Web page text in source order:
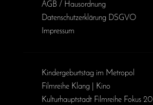
AGB / Haus­ordnung
Daten­schutz­erklärung DSGVO
Impressum
Kinder­geburts­tag im Metropol
Filmreihe Klang | Kino
Kulturhauptstadt Filmreihe Fokus